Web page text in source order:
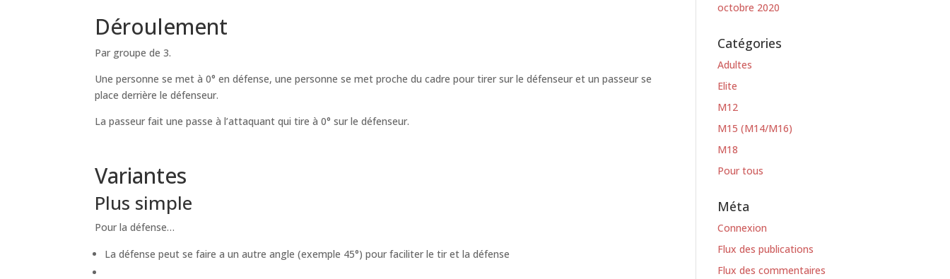
Déroulement
Par groupe de 3.
Une personne se met à 0° en défense, une personne se met proche du cadre pour tirer sur le défenseur et un passeur se
place derrière le défenseur.
La passeur fait une passe à l’attaquant qui tire à 0° sur le défenseur.
Variantes
Plus simple
Pour la défense…
La défense peut se faire a un autre angle (exemple 45°) pour faciliter le tir et la défense
octobre 2020
Catégories
Adultes
Elite
M12
M15 (M14/M16)
M18
Pour tous
Méta
Connexion
Flux des publications
Flux des commentaires